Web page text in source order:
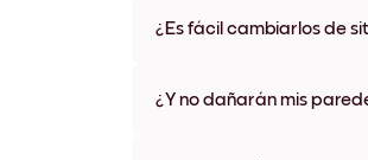
algunos países. Te
¿Es fácil cambiarlos de
¿Y no dañarán mis